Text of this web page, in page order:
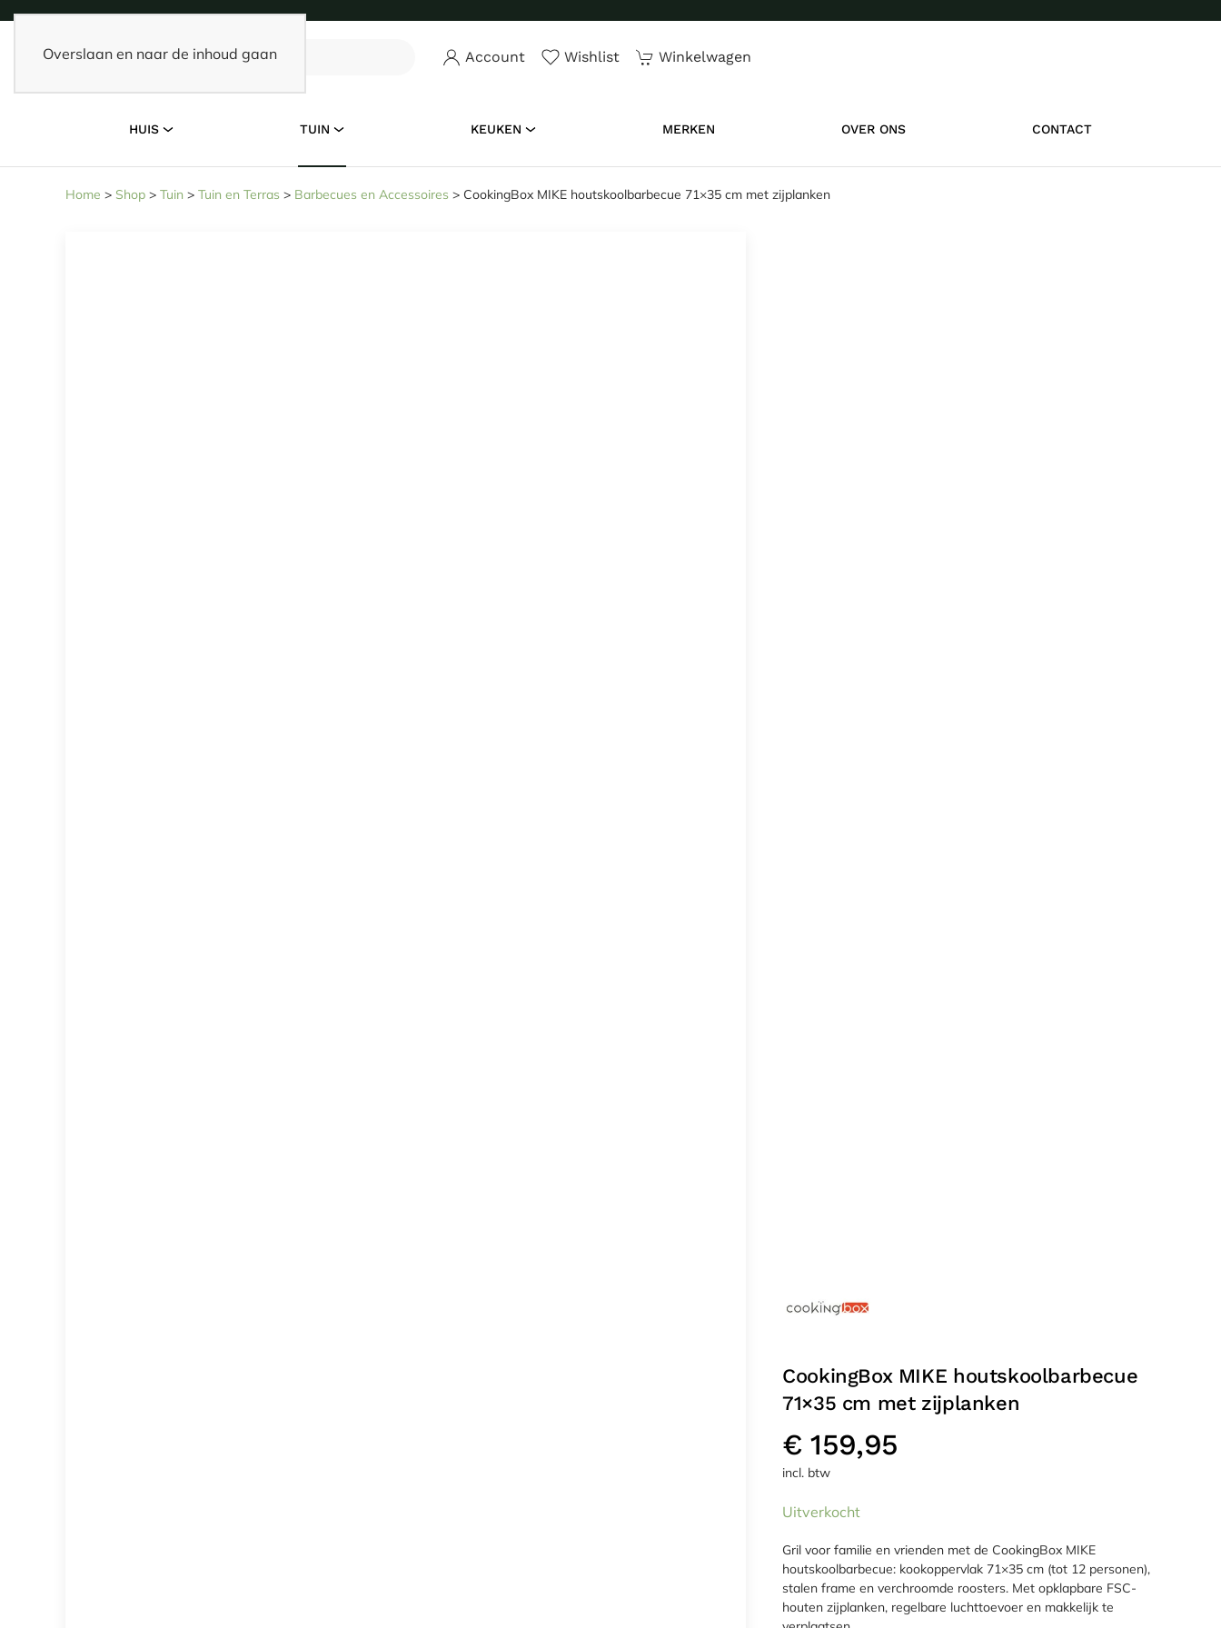
Overslaan en naar de inhoud gaan Account Wishlist Winkelwagen
HUIS TUIN KEUKEN MERKEN OVER ONS CONTACT
Home > Shop > Tuin > Tuin en Terras > Barbecues en Accessoires > CookingBox MIKE houtskoolbarbecue 71×35 cm met zijplanken
CookingBox MIKE houtskoolbarbecue
71×35 cm met zijplanken
€159,95
incl. btw
Uitverkocht
Gril voor familie en vrienden met de CookingBox MIKE
houtskoolbarbecue: kookoppervlak 71×35 cm (tot 12 personen),
stalen frame en verchroomde roosters. Met opklapbare FSC-
houten zijplanken, regelbare luchttoevoer en makkelijk te